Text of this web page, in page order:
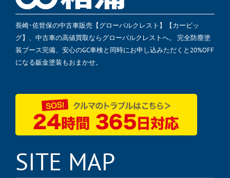
長崎･佐世保の中古車販売【グローバルクレスト】【カービッ
グ】、中古車の高値買取ならグローバルクレストへ。 完全防塵塗
装ブース完備、安心のGC車検と同時にお申し込みただくと20%OFF
になる鈑金塗装もおまかせ。
SITE MAP